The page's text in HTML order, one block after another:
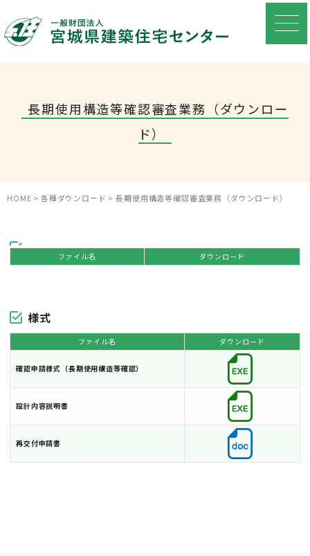
長期使用構造等確認審査業務（ダウンロー
ド）
HOME > 各種ダウンロード >長期使用構造等確認審査業務（ダウンロード）
ファイル名 ダウンロード
様式
ファイル名 ダウンロード
確認申請様式（長期使用構造等確認）
設計内容説明書
再交付申請書